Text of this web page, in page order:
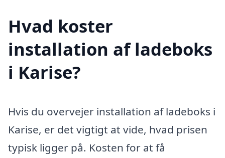
Hvad koster
installation af ladeboks
i Karise?
Hvis du overvejer installation af ladeboks i
Karise, er det vigtigt at vide, hvad prisen
typisk ligger på. Kosten for at få